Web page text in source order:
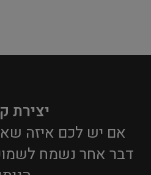
יצירת
אם יש לכם איזה
דבר אחר נשמח